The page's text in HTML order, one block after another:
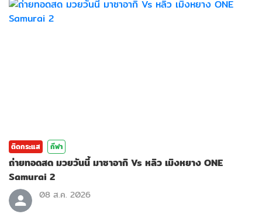
ติดกระแส กีฬา
ถ่ายทอดสด มวยวันนี้ มาซาอากิ Vs หลิว เมิงหยาง ONE
Samurai 2
08 ส.ค. 2026